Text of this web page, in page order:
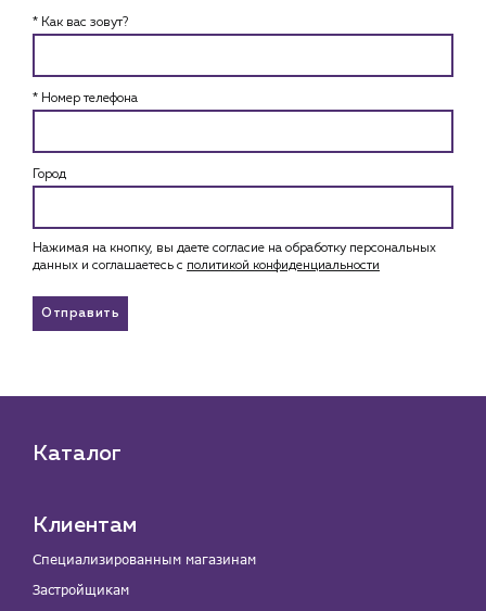
* Как вас зовут?
* Номер телефона
Город
Нажимая на кнопку, вы даете согласие на обработку персональных
данных и соглашаетесь c политикой конфиденциальности
Отправить
Каталог
Клиентам
Специализированным магазинам
Застройщикам